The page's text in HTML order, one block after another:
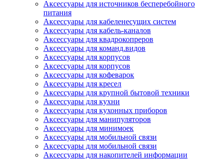
Аксессуары для источников бесперебойного
питания
Аксессуары для кабеленесущих систем
Аксессуары для кабель-каналов
Аксессуары для квадрокопреров
Аксессуары для команд.видов
Аксессуары для корпусов
Аксессуары для корпусов
Аксессуары для кофеварок
Аксессуары для кресел
Аксессуары для крупной бытовой техники
Аксессуары для кухни
Аксессуары для кухонных приборов
Аксессуары для манипуляторов
Аксессуары для минимоек
Аксессуары для мобильной связи
Аксессуары для мобильной связи
Аксессуары для накопителей информации